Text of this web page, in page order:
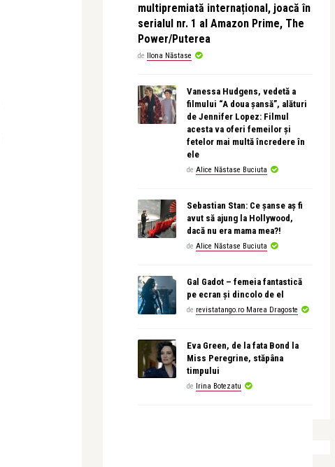
multipremiată internațional, joacă în
serialul nr. 1 al Amazon Prime, The
Power/Puterea
de Ilona Năstase
Vanessa Hudgens, vedetă a
filmului “A doua șansă”, alături
de Jennifer Lopez: Filmul
acesta va oferi femeilor și
fetelor mai multă încredere în
ele
de Alice Năstase Buciuta
Sebastian Stan: Ce șanse aș fi
avut să ajung la Hollywood,
dacă nu era mama mea?!
de Alice Năstase Buciuta
Gal Gadot – femeia fantastică
pe ecran și dincolo de el
de revistatango.ro Marea Dragoste
Eva Green, de la fata Bond la
Miss Peregrine, stăpâna
timpului
de Irina Botezatu